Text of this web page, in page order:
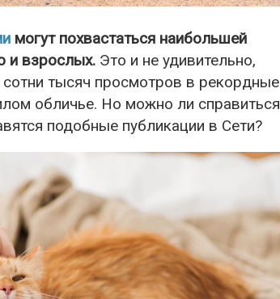
могут похвастаться наибольшей
и взрослых. Это и не удивительно,
тысяч просмотров в рекордные
обличье. Но можно ли справиться
подобные публикации в Сети?